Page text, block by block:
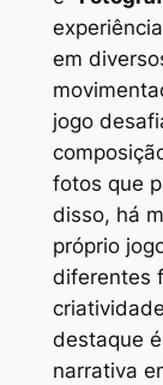
em
jogo
fotos que
disso, há
próprio
diferentes
destaque é
narrativa